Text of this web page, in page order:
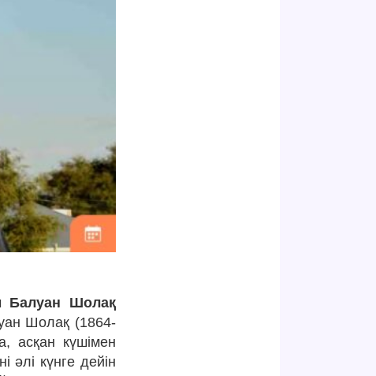
Шолақ
Шолақ (1864-
асқан күшімен
күнге дейін